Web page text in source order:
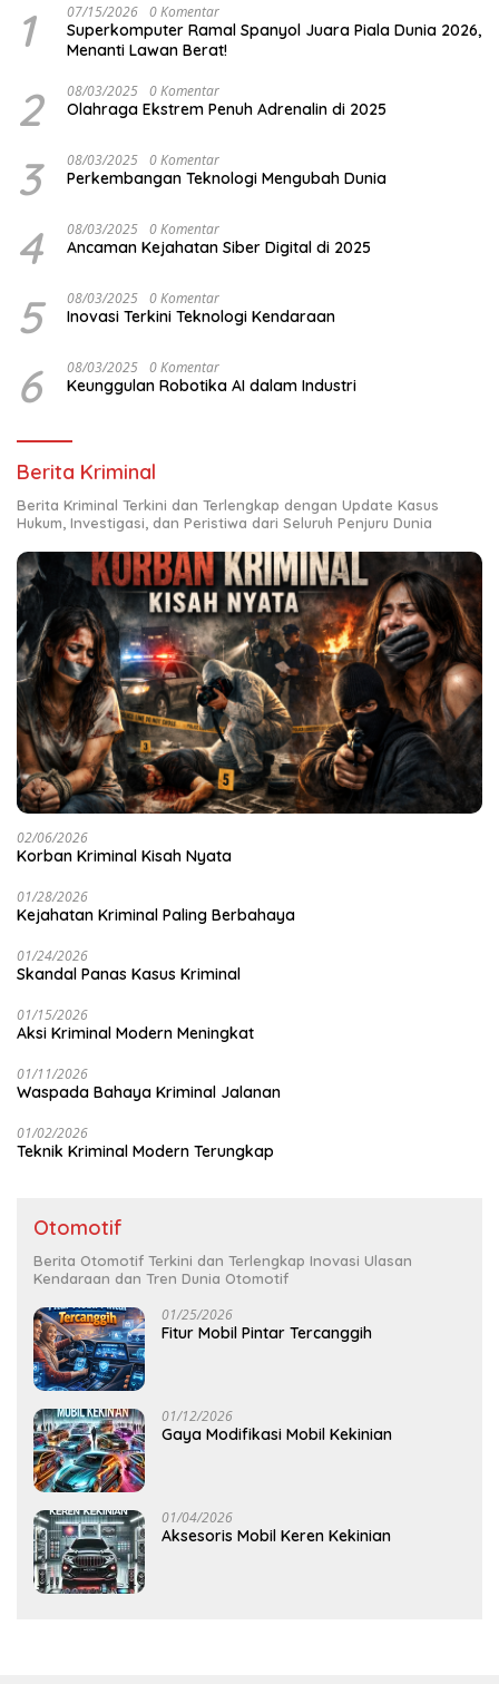
1 07/15/2026 0 Komentar
Superkomputer Ramal Spanyol Juara Piala Dunia 2026,
Menanti Lawan Berat!
2 08/03/2025 0 Komentar
Olahraga Ekstrem Penuh Adrenalin di 2025
3 08/03/2025 0 Komentar
Perkembangan Teknologi Mengubah Dunia
4 08/03/2025 0 Komentar
Ancaman Kejahatan Siber Digital di 2025
5 08/03/2025 0 Komentar
Inovasi Terkini Teknologi Kendaraan
6 08/03/2025 0 Komentar
Keunggulan Robotika AI dalam Industri
Berita Kriminal
Berita Kriminal Terkini dan Terlengkap dengan Update Kasus
Hukum, Investigasi, dan Peristiwa dari Seluruh Penjuru Dunia
02/06/2026
Korban Kriminal Kisah Nyata
01/28/2026
Kejahatan Kriminal Paling Berbahaya
01/24/2026
Skandal Panas Kasus Kriminal
01/15/2026
Aksi Kriminal Modern Meningkat
01/11/2026
Waspada Bahaya Kriminal Jalanan
01/02/2026
Teknik Kriminal Modern Terungkap
Otomotif
Berita Otomotif Terkini dan Terlengkap Inovasi Ulasan
Kendaraan dan Tren Dunia Otomotif
01/25/2026
Fitur Mobil Pintar Tercanggih
01/12/2026
Gaya Modifikasi Mobil Kekinian
01/04/2026
Aksesoris Mobil Keren Kekinian